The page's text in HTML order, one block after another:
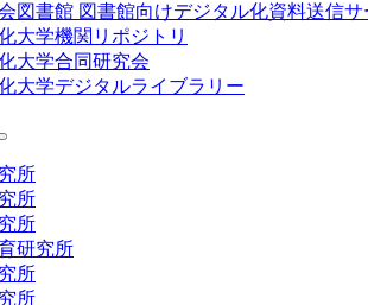
図書館 図書館向けデジタル化資料送信サ
大学機関リポジトリ
大学合同研究会
大学デジタルライブラリー
所
所
所
研究所
所
所